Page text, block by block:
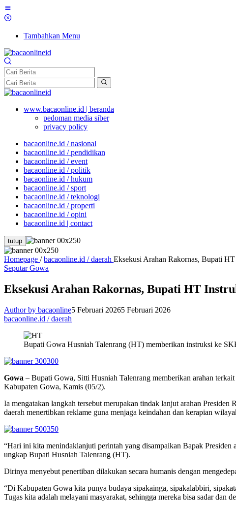
Tambahkan Menu
www.bacaonline.id | beranda
pedoman media siber
privacy policy
bacaonline.id / nasional
bacaonline.id / pendidikan
bacaonline.id / event
bacaonline.id / politik
bacaonline.id / hukum
bacaonline.id / sport
bacaonline.id / teknologi
bacaonline.id / properti
bacaonline.id / opini
bacaonline.id | contact
tutup
Homepage / bacaonline.id / daerah Eksekusi Arahan Rakornas, Bupati
Seputar Gowa
Eksekusi Arahan Rakornas, Bupati HT
Author by bacaonline5 Februari 20265 Februari 2026
bacaonline.id / daerah
Bupati Gowa Husniah Talenrang (HT) memberikan instruksi ke
Gowa – Bupati Gowa, Sitti Husniah Talenrang memberikan arahan
Kabupaten Gowa, Kamis (05/2).
Ia mengatakan langkah tersebut merupakan tindak lanjut arahan
daerah menertibkan reklame guna menjaga keindahan dan kerapian
“Hari ini kita menindaklanjuti perintah yang disampaikan Bapak
ungkap Bupati Husniah Talenrang (HT).
Dirinya menyebut penertiban dilakukan secara humanis dengan
“Di Kabupaten Gowa kita punya budaya sipakainga, sipakalabbiri,
Tugas kita adalah melayani masyarakat, sehingga mereka bisa sadar dan